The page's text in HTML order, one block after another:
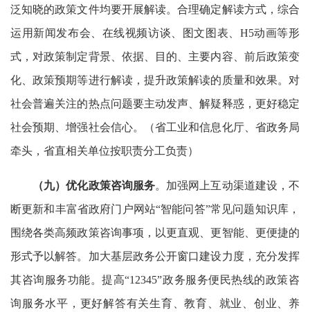
泛知晓的政策文件均要开展解读。合理确定解读方式，综合
运用新闻发布会、在线视频访谈、图文图表、H5动画等形
式，对政策制定背景、依据、目的、主要内容、前后政策变
化、政策预期等进行解读，提升政策解读的质量和效果。对
社会普遍关注的热点问题要主动发声、解疑释惑，更好稳定
社会预期、增强社会信心。（省工业和信息化厅、省政务局
牵头，省直相关单位按职责分工负责）
（九）优化政策咨询服务。加强网上互动渠道建设，不
断更新和丰富省政府门户网站“智能问答”常见问题知识库，
围绕各类高频政策咨询事项，以更直观、更智能、更便捷的
形式予以解答。加大基层政务公开窗口建设力度，充分发挥
其咨询服务功能。提高“12345”政务服务便民热线的政策咨
询服务水平，更好解答有关生育、教育、就业、创业、养